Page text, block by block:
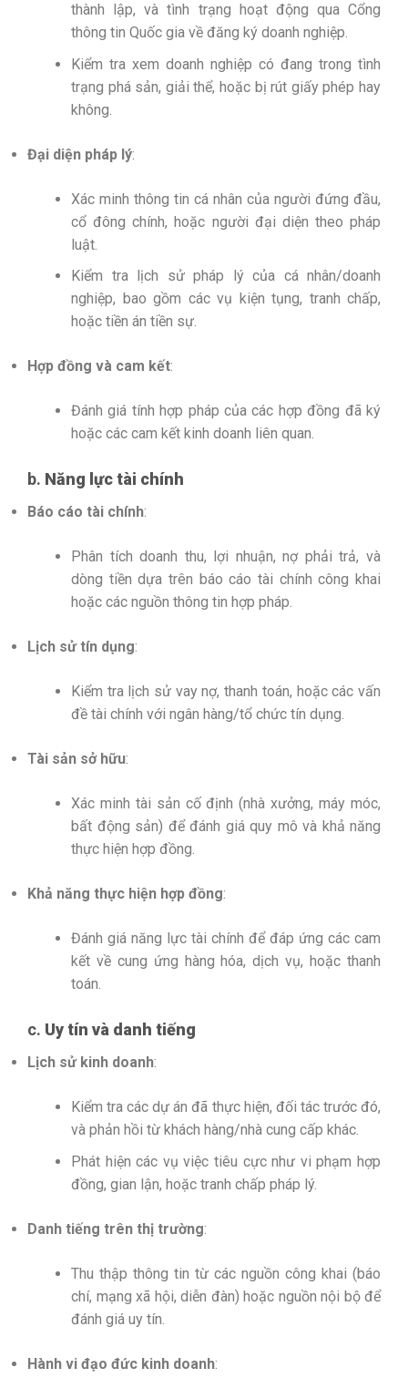
thành lập, và tình trạng hoạt động qua Cổng
thông tin Quốc gia về đăng ký doanh nghiệp.
Kiểm tra xem doanh nghiệp có đang trong tình
trạng phá sản, giải thể, hoặc bị rút giấy phép hay
không.
Đại diện pháp lý:
Xác minh thông tin cá nhân của người đứng đầu,
cổ đông chính, hoặc người đại diện theo pháp
luật.
Kiểm tra lịch sử pháp lý của cá nhân/doanh
nghiệp, bao gồm các vụ kiện tụng, tranh chấp,
hoặc tiền án tiền sự.
Hợp đồng và cam kết:
Đánh giá tính hợp pháp của các hợp đồng đã ký
hoặc các cam kết kinh doanh liên quan.
b. Năng lực tài chính
Báo cáo tài chính:
Phân tích doanh thu, lợi nhuận, nợ phải trả, và
dòng tiền dựa trên báo cáo tài chính công khai
hoặc các nguồn thông tin hợp pháp.
Lịch sử tín dụng:
Kiểm tra lịch sử vay nợ, thanh toán, hoặc các vấn
đề tài chính với ngân hàng/tổ chức tín dụng.
Tài sản sở hữu:
Xác minh tài sản cố định (nhà xưởng, máy móc,
bất động sản) để đánh giá quy mô và khả năng
thực hiện hợp đồng.
Khả năng thực hiện hợp đồng:
Đánh giá năng lực tài chính để đáp ứng các cam
kết về cung ứng hàng hóa, dịch vụ, hoặc thanh
toán.
c. Uy tín và danh tiếng
Lịch sử kinh doanh:
Kiểm tra các dự án đã thực hiện, đối tác trước đó,
và phản hồi từ khách hàng/nhà cung cấp khác.
Phát hiện các vụ việc tiêu cực như vi phạm hợp
đồng, gian lận, hoặc tranh chấp pháp lý.
Danh tiếng trên thị trường:
Thu thập thông tin từ các nguồn công khai (báo
chí, mạng xã hội, diễn đàn) hoặc nguồn nội bộ để
đánh giá uy tín.
Hành vi đạo đức kinh doanh: